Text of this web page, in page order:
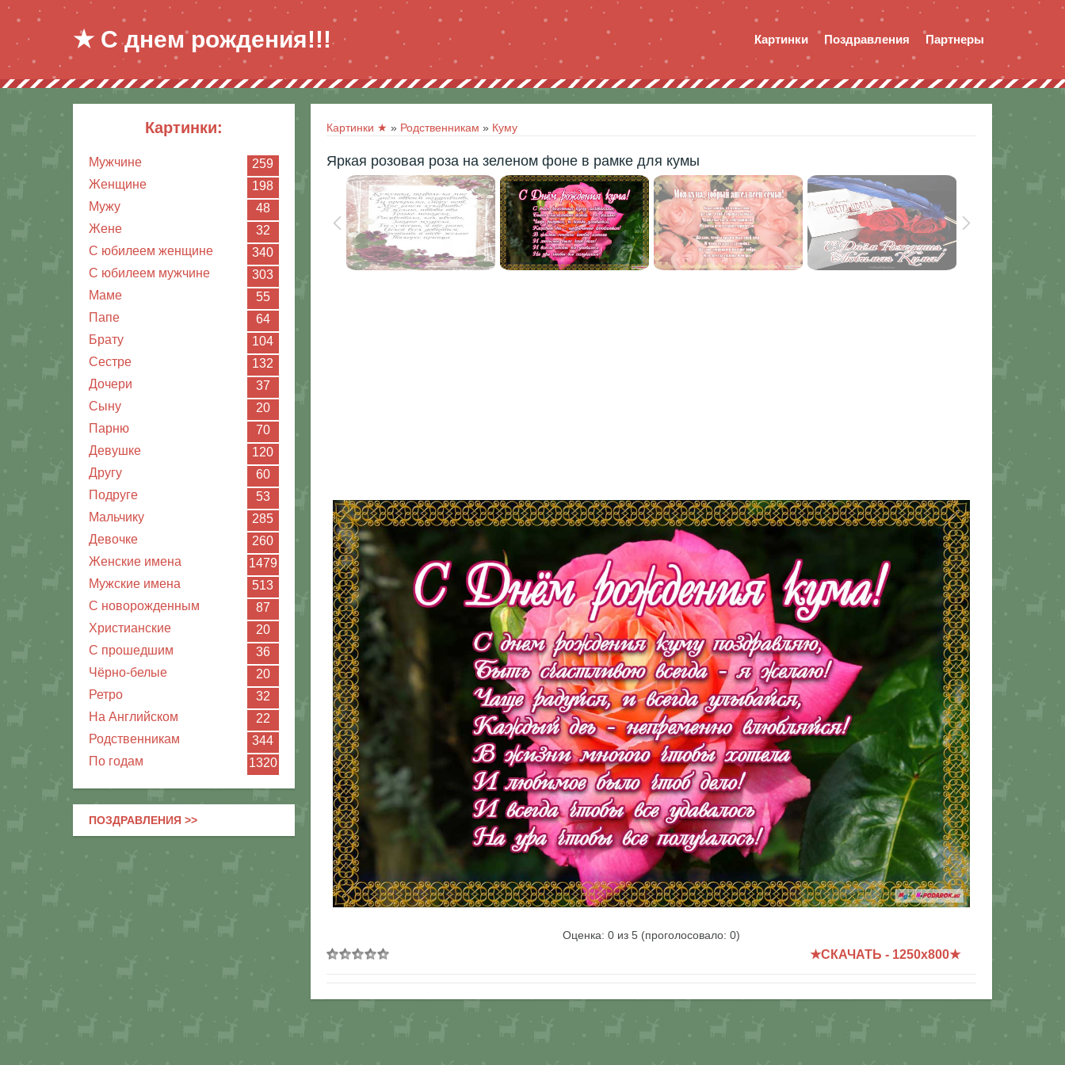
★ С днем рождения!!! Картинки Поздравления Партнеры
картинки:
Мужчине
259
Женщине
198
Мужу
48
Жене
32
С юбилеем женщине
340
С юбилеем мужчине
303
Маме
55
Папе
64
Брату
104
Сестре
132
Дочери
37
Сыну
20
Парню
70
Девушке
120
Другу
60
Подруге
53
Мальчику
285
Девочке
260
Женские имена
1479
Мужские имена
513
С новорожденным
87
Христианские
20
C прошедшим
36
Чёрно-белые
20
Ретро
32
На Английском
22
Родственникам
344
По годам
1320
ПОЗДРАВЛЕНИЯ >>
Картинки ★ » Родственникам » Куму
Яркая розовая роза на зеленом фоне в рамке для кумы
Оценка: 0 из 5 (проголосовало: 0)
★СКАЧАТЬ - 1250x800★